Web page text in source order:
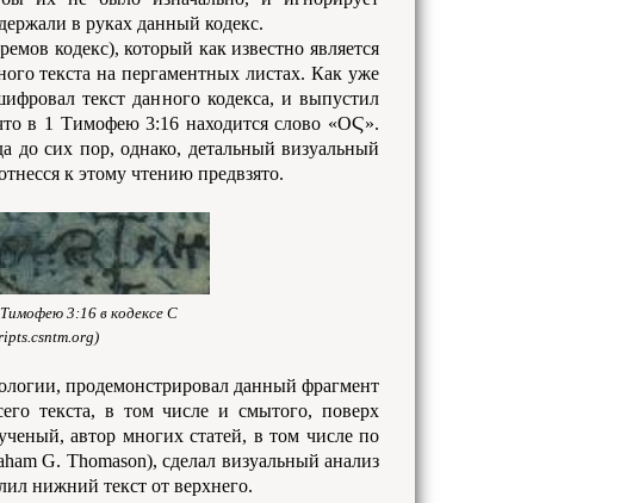
в руках данный кодекс.
кодекс), который как известно является
текста на пергаментных листах. Как уже
текст данного кодекса, и выпустил
в 1 Тимофею 3:16 находится слово «ΟϚ».
до сих пор, однако, детальный визуальный
к этому чтению предвзято.
3:16 в кодексе C
продемонстрировал данный фрагмент
текста, в том числе и смытого, поверх
автор многих статей, в том числе по
G. Thomason), сделал визуальный анализ
нижний текст от верхнего.